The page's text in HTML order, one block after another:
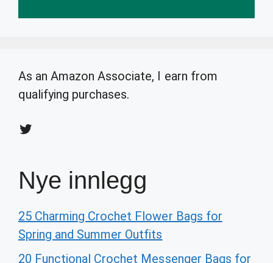
As an Amazon Associate, I earn from
qualifying purchases.
Twitter
Nye innlegg
25 Charming Crochet Flower Bags for
Spring and Summer Outfits
20 Functional Crochet Messenger Bags for